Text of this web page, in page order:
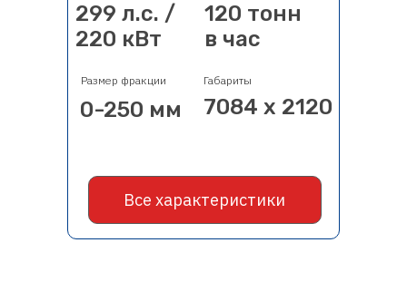
0-250 мм
Размер фракции
7084 х 2120
Габариты
120 тонн
в час
299 л.с. /
220 кВт
Все характеристики